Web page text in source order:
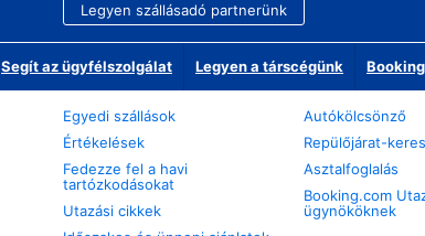
Legyen szállásadó partnerünk
Segít az ügyfélszolgálat Legyen a társcégünk
Egyedi szállások
Értékelések
Fedezze fel a havi
tartózkodásokat
Utazási cikkek
Autókölcsönző
Repülőjárat-
Asztalfoglalás
Booking.com
ügynököknek